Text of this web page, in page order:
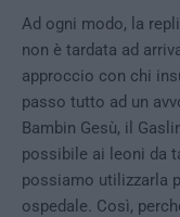
Ad ogni modo, la
non è tardata ad
approccio con chi
passo tutto ad un
Bambin Gesù, il
possibile ai leoni da
possiamo utilizzarla
ospedale. Così,